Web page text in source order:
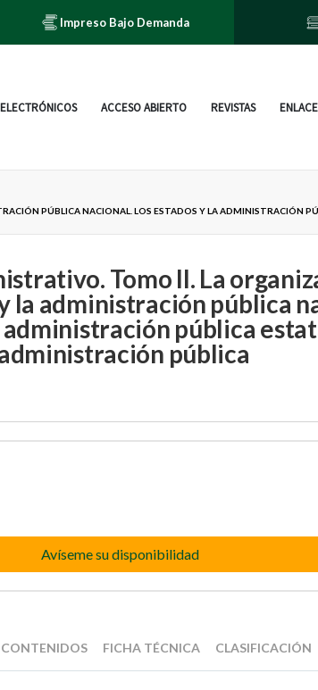
Impreso Bajo Demanda
ACCESO ABIERTO REVISTAS
PÚBLICA NACIONAL. LOS ESTADOS Y LA ADMINISTRACIÓN
Tomo II. La
la administración pública
administración pública
pública
Avíseme su disponibilidad
FICHA TÉCNICA CLASIFICACIÓN